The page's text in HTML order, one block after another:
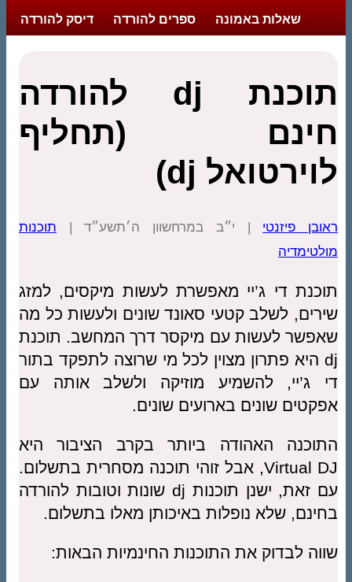
שאלות באמונה ספרים להורדה דיסק להורדה
תוכנת dj להורדה
חינם (תחליף
לוירטואל dj)
ראובן פיזנטי| י״ב במרחשוון ה׳תשע״ד |
תוכנות
מולטימדיה
תוכנת די ג’יי מאפשרת לעשות מיקסים, למזג
שירים, לשלב קטעי סאונד שונים ולעשות כל מה
שאפשר לעשות עם מיקסר דרך המחשב. תוכנת
dj היא פתרון מצוין לכל מי שרוצה לתפקד בתור
די ג’יי, להשמיע מוזיקה ולשלב אותה עם
אפקטים שונים בארועים שונים.
התוכנה האהודה ביותר בקרב הציבור היא
Virtual DJ, אבל זוהי תוכנה מסחרית בתשלום.
עם זאת, ישנן תוכנות dj שונות וטובות להורדה
בחינם, שלא נופלות באיכותן מאלו בתשלום.
שווה לבדוק את התוכנות החינמיות הבאות: